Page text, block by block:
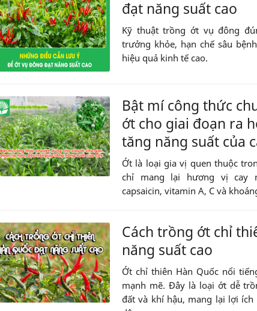
đạt năng suất cao
Kỹ thuật trồng ớt vụ đông
trưởng khỏe, hạn chế sâu
hiệu quả kinh tế cao.
Bật mí công thức
ớt cho giai đoạn ra
tăng năng suất của
Ớt là loại gia vị quen thuộc
chỉ mang lại hương vị cay
capsaicin, vitamin A, C và
Cách trồng ớt chỉ
năng suất cao
Ớt chỉ thiên Hàn Quốc nổi
mạnh mẽ. Đây là loại ớt dễ
đất và khí hậu, mang lại lợi